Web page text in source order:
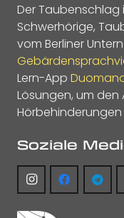
Der Taubenschlag
Schwerhörige,
vom Berliner
Lern-App
Lösungen, um
Hörbehinderungen
Soziale